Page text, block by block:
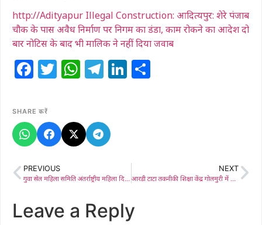
http://Adityapur Illegal Construction: आदित्यपुर: शेरे पंजाब
चौक के पास अवैध निर्माण पर निगम का डंडा, काम रोकने का आदेश ​दो
बार नोटिस के बाद भी मालिक ने नहीं दिया जवाब
Facebook
Twitter
WhatsApp
Telegram
LinkedIn
SHARE करें
PREVIOUS
गुवा सेल महिला समिति अंतर्राष्ट्रीय महिला दिवस कार्यक्रम: महिलाओं की प्रतिभा को मिला मंच
NEXT
आरडी टाटा तकनीकी शिक्षा केंद्र गोलमुरी में पूर्व छात्र मिलन समारोह, 20वें एलुमनाई मीट में जुटे कई बैचों के पूर्व छात्र
Leave a Reply